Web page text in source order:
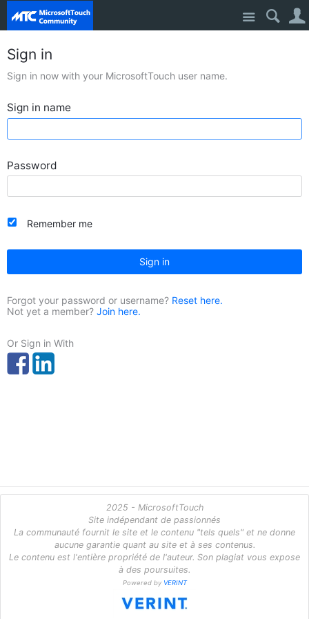
Site
Sign in
Sign in now with your MicrosoftTouch user name.
Sign in name
Password
Remember me
Sign in
Forgot your password or username? Reset here.
Not yet a member? Join here.
Or Sign in With
2025 - MicrosoftTouch
Site indépendant de passionnés
La communauté fournit le site et le contenu "tels quels" et ne donne
aucune garantie quant au site et à ses contenus.
Le contenu est l'entière propriété de l'auteur. Son plagiat vous expose
à des poursuites.
Powered by VERINT